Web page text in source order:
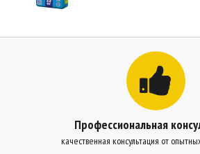
Профессиональная
качественная консультация от